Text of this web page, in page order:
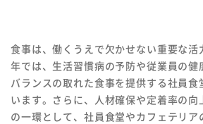
食事は、働くうえで欠かせない重要な
年では、生活習慣病の予防や従業員の
バランスの取れた食事を提供する社員
います。さらに、人材確保や定着率の
の一環として、社員食堂やカフェテリ